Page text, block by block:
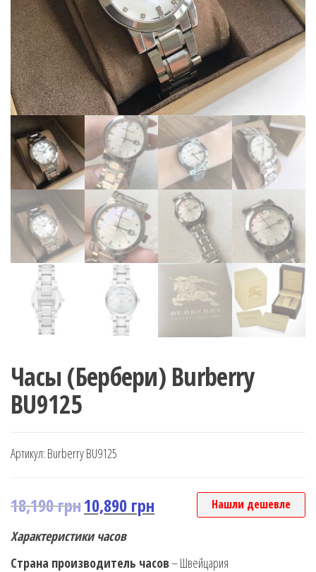
Часы (Бербери) Burberry
BU9125
Артикул: Burberry BU9125
18,190грн10,890 грн Нашли дешевле
Характеристики часов
Страна производитель часов– Швейцария